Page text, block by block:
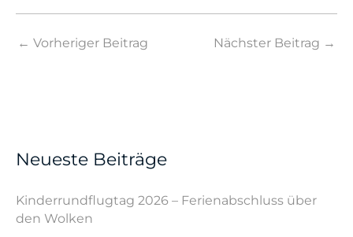
← Vorheriger Beitrag Nächster Beitrag →
Neueste Beiträge
Kinderrundflugtag 2026 – Ferienabschluss über
den Wolken